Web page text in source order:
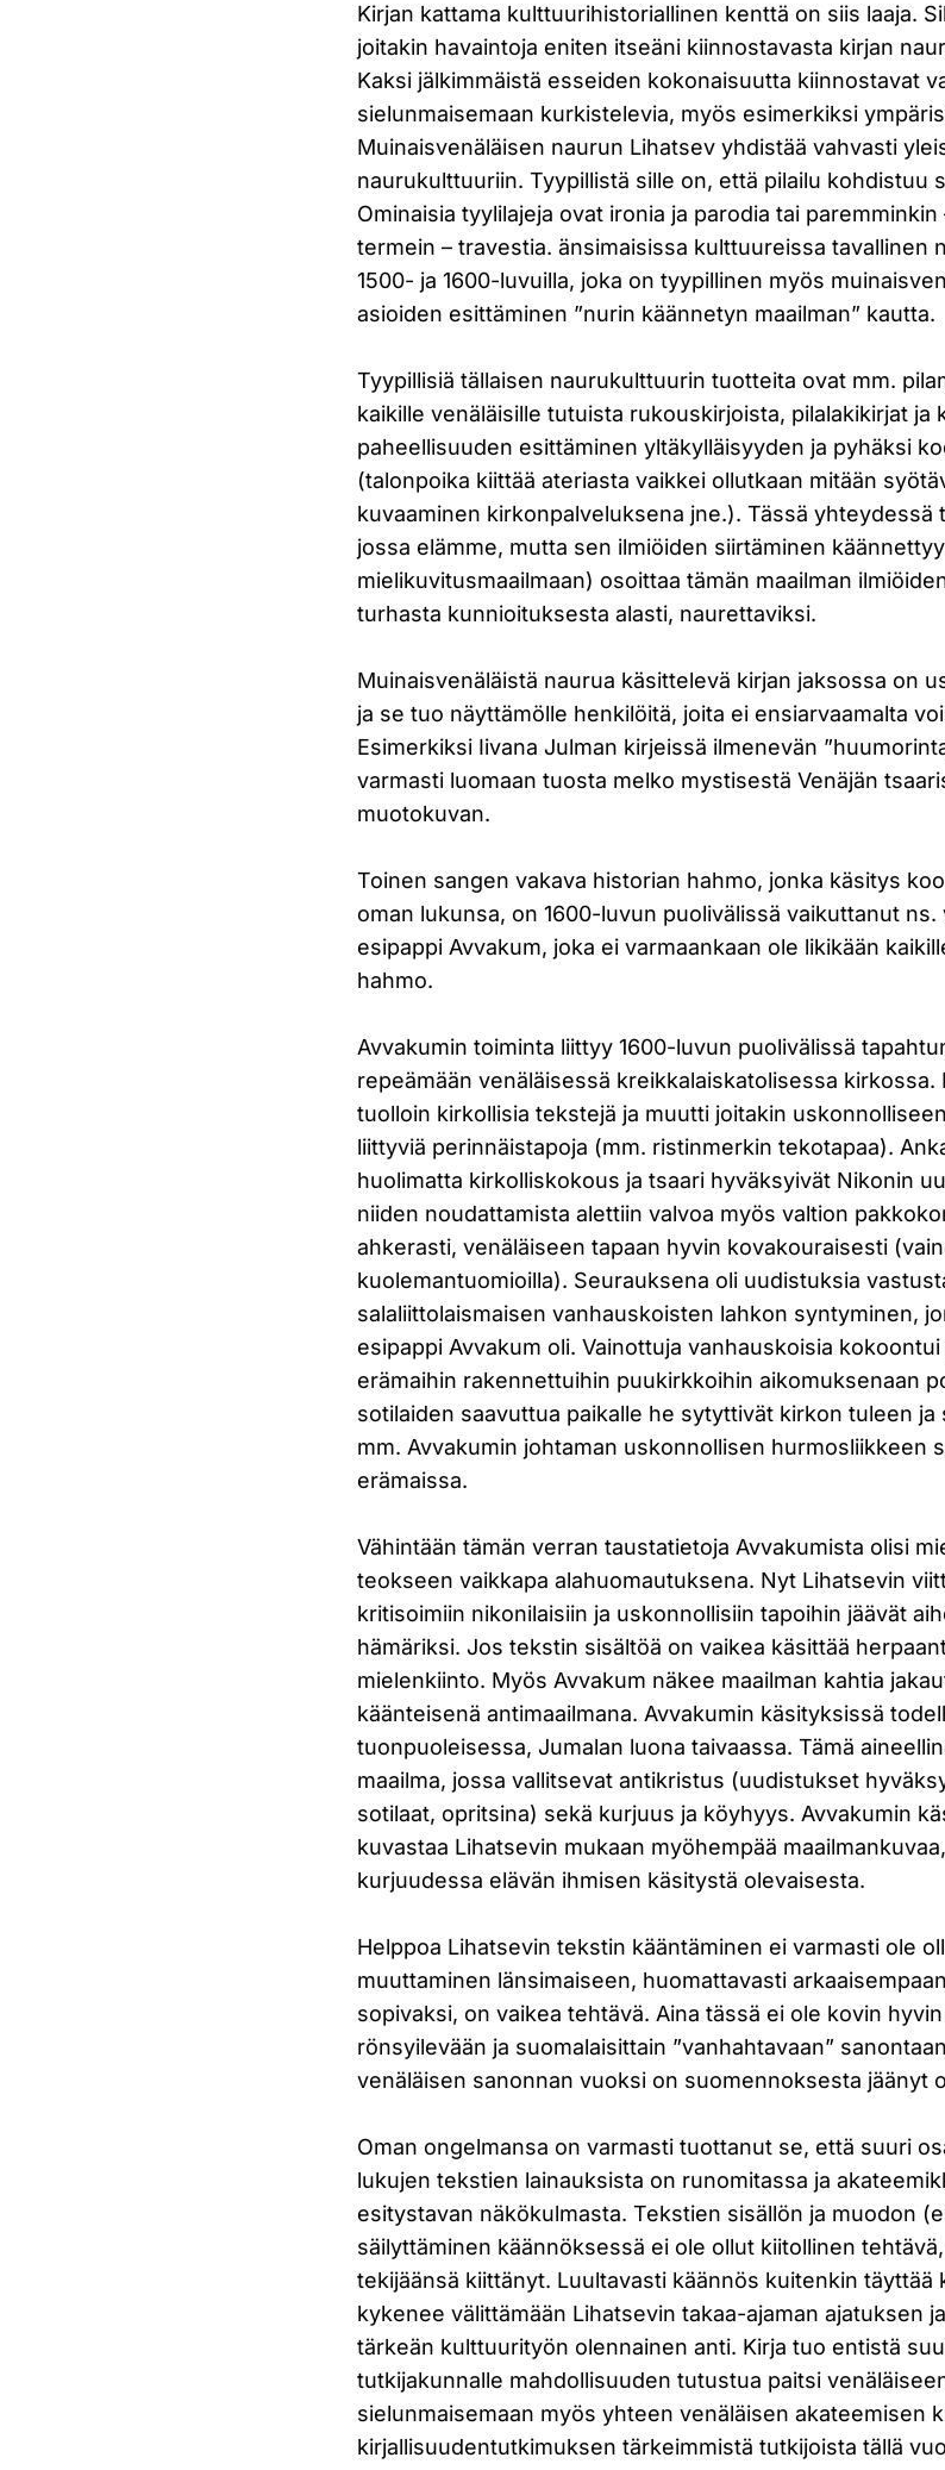
Kirjan kattama kulttuurihistoriallinen kenttä on siis laaja.
joitakin havaintoja eniten itseäni kiinnostavasta kirjan
Kaksi jälkimmäistä esseiden kokonaisuutta kiinnostavat
sielunmaisemaan kurkistelevia, myös esimerkiksi
Muinaisvenäläisen naurun Lihatsev yhdistää vahvasti
naurukulttuuriin. Tyypillistä sille on, että pilailu kohdistuu
Ominaisia tyylilajeja ovat ironia ja parodia tai
termein – travestia. änsimaisissa kulttuureissa tavallinen
1500- ja 1600-luvuilla, joka on tyypillinen myös
asioiden esittäminen ”nurin käännetyn maailman” kautta.
Tyypillisiä tällaisen naurukulttuurin tuotteita ovat mm.
kaikille venäläisille tutuista rukouskirjoista, pilalakikirjat ja
paheellisuuden esittäminen yltäkylläisyyden ja pyhäksi
(talonpoika kiittää ateriasta vaikkei ollutkaan mitään
kuvaaminen kirkonpalveluksena jne.). Tässä yhteydessä
jossa elämme, mutta sen ilmiöiden siirtäminen
mielikuvitusmaailmaan) osoittaa tämän maailman
turhasta kunnioituksesta alasti, naurettaviksi.
Muinaisvenäläistä naurua käsittelevä kirjan jaksossa on
ja se tuo näyttämölle henkilöitä, joita ei ensiarvaamalta
Esimerkiksi Iivana Julman kirjeissä ilmenevän
varmasti luomaan tuosta melko mystisestä Venäjän
muotokuvan.
Toinen sangen vakava historian hahmo, jonka käsitys
oman lukunsa, on 1600-luvun puolivälissä vaikuttanut
esipappi Avvakum, joka ei varmaankaan ole likikään
hahmo.
Avvakumin toiminta liittyy 1600-luvun puolivälissä
repeämään venäläisessä kreikkalaiskatolisessa
tuolloin kirkollisia tekstejä ja muutti joitakin
liittyviä perinnäistapoja (mm. ristinmerkin tekotapaa).
huolimatta kirkolliskokous ja tsaari hyväksyivät Nikonin
niiden noudattamista alettiin valvoa myös valtion
ahkerasti, venäläiseen tapaan hyvin kovakouraisesti
kuolemantuomioilla). Seurauksena oli uudistuksia
salaliittolaismaisen vanhauskoisten lahkon syntyminen,
esipappi Avvakum oli. Vainottuja vanhauskoisia
erämaihin rakennettuihin puukirkkoihin aikomuksenaan
sotilaiden saavuttua paikalle he sytyttivät kirkon tuleen
mm. Avvakumin johtaman uskonnollisen hurmosliikkeen
erämaissa.
Vähintään tämän verran taustatietoja Avvakumista olisi
teokseen vaikkapa alahuomautuksena. Nyt Lihatsevin
kritisoimiin nikonilaisiin ja uskonnollisiin tapoihin jäävät
hämäriksi. Jos tekstin sisältöä on vaikea käsittää
mielenkiinto. Myös Avvakum näkee maailman kahtia
käänteisenä antimaailmana. Avvakumin käsityksissä
tuonpuoleisessa, Jumalan luona taivaassa. Tämä
maailma, jossa vallitsevat antikristus (uudistukset
sotilaat, opritsina) sekä kurjuus ja köyhyys. Avvakumin
kuvastaa Lihatsevin mukaan myöhempää
kurjuudessa elävän ihmisen käsitystä olevaisesta.
Helppoa Lihatsevin tekstin kääntäminen ei varmasti ole
muuttaminen länsimaiseen, huomattavasti
sopivaksi, on vaikea tehtävä. Aina tässä ei ole kovin
rönsyilevään ja suomalaisittain ”vanhahtavaan”
venäläisen sanonnan vuoksi on suomennoksesta jäänyt
Oman ongelmansa on varmasti tuottanut se, että suuri
lukujen tekstien lainauksista on runomitassa ja
esitystavan näkökulmasta. Tekstien sisällön ja muodon
säilyttäminen käännöksessä ei ole ollut kiitollinen
tekijäänsä kiittänyt. Luultavasti käännös kuitenkin täyttää
kykenee välittämään Lihatsevin takaa-ajaman ajatuksen
tärkeän kulttuurityön olennainen anti. Kirja tuo entistä
tutkijakunnalle mahdollisuuden tutustua paitsi
sielunmaisemaan myös yhteen venäläisen akateemisen
kirjallisuudentutkimuksen tärkeimmistä tutkijoista tällä